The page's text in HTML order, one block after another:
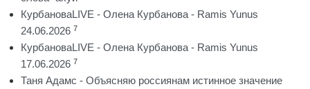
КурбановаLIVE - Олена Курбанова - Ramis Yunus
24.06.2026 7
КурбановаLIVE - Олена Курбанова - Ramis Yunus
17.06.2026 7
Таня Адамс - Объясняю россиянам истинное значение